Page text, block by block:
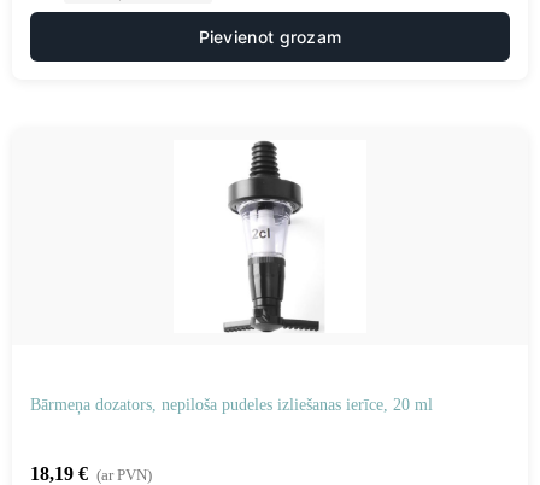
Pievienot grozam
Bārmeņa dozators, nepiloša pudeles izliešanas ierīce, 20 ml
18,19 € (ar PVN)